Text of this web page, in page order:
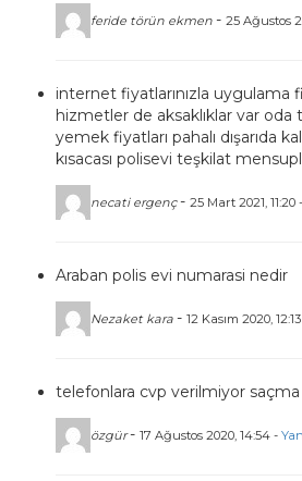
feride törün ekmen -25 Ağustos
internet fiyatlarınızla uygulama
hizmetler de aksaklıklar var
yemek fiyatları pahalı dışarıda
kısacası polisevi teşkilat
necati ergenç -25 Mart 2021, 11:20
Araban polis evi numarasi nedir
Nezaket kara -12 Kasım 2020,
telefonlara cvp verilmiyor saçma
özgür -17 Ağustos 2020, 14:54 -